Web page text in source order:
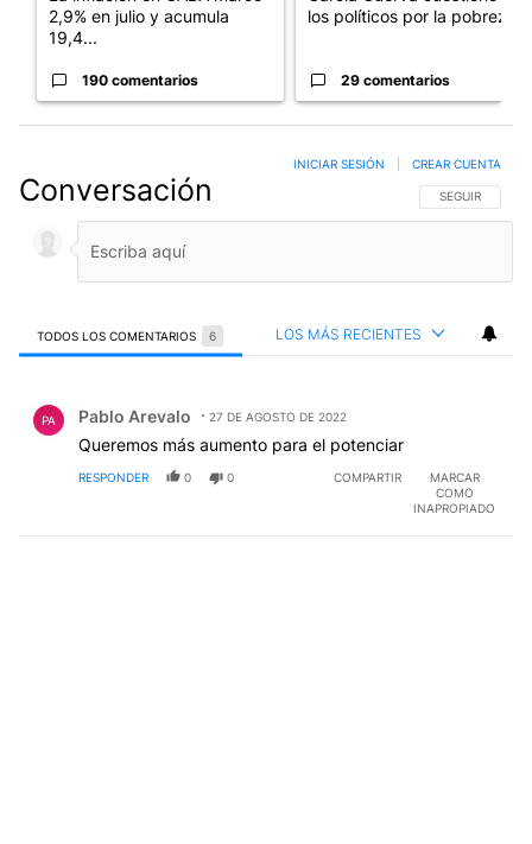
2,9% en julio y acumula
19,4...
190 comentarios
los políticos por la pobreza
29 comentarios
Conversación SIGA ESTA
SEGUIR
INICIAR SESIÓN CREAR CUENTA
TODOS LOS COMENTARIOS 6 LOS MÁS RECIENTES
PA Pablo Arevalo 27 DE AGOSTO DE 2022
Queremos más aumento para el potenciar
RESPONDER 0 0 COMPARTIR
MARCAR
COMO
INAPROPIADO